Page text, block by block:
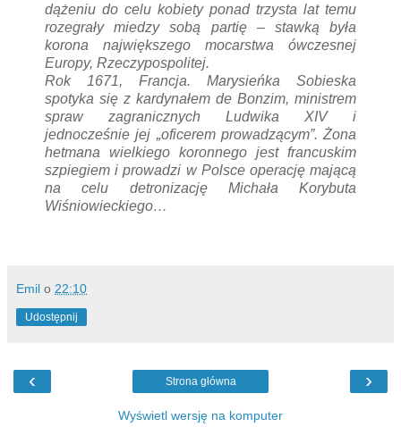
dążeniu do celu kobiety ponad trzysta lat temu
rozegrały miedzy sobą partię – stawką była
korona największego mocarstwa ówczesnej
Europy, Rzeczypospolitej.
Rok 1671, Francja. Marysieńka Sobieska
spotyka się z kardynałem de Bonzim, ministrem
spraw zagranicznych Ludwika XIV i
jednocześnie jej „oficerem prowadzącym”. Żona
hetmana wielkiego koronnego jest francuskim
szpiegiem i prowadzi w Polsce operację mającą
na celu detronizację Michała Korybuta
Wiśniowieckiego…
Emil o 22:10
Udostępnij
‹ ›
Strona główna
Wyświetl wersję na komputer